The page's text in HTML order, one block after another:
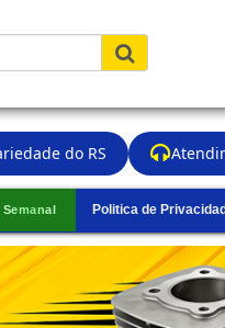
do RS
Semanal Politica de